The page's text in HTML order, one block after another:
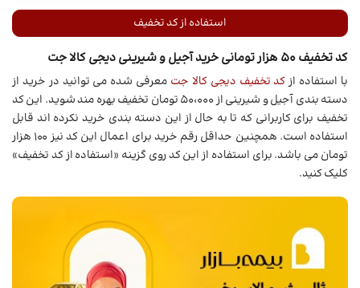
استفاده از کد تخفیف
کد تخفیف 50 هزار تومانی خرید آجیل و شیرینی دیجی کالا جت
با استفاده ازکد تخفیف دیجی کالا جت معرفی شده می توانید در خرید از
دسته بندی آجیل و شیرینی از 50،000 تومان تخفیف بهره مند شوید. این کد
تخفیف برای کاربرانی که تا به حال از این دسته بندی خرید نکرده اند قابل
استفاده است. همچنین حداقل رقم خرید برای اعمال این کد نیز 100 هزار
تومان می باشد. برای استفاده از این کد روی گزینه «استفاده از کد تخفیف»
کلیک کنید.